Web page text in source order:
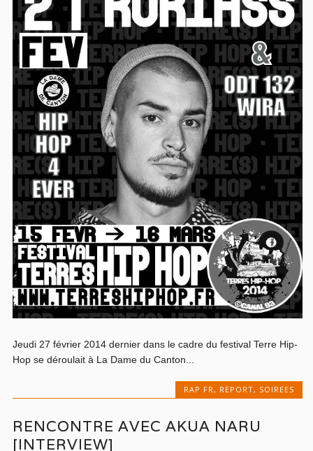
Jeudi 27 février 2014 dernier dans le cadre du festival Terre Hip-
Hop se déroulait à La Dame du Canton...
RAP FR, REPORT, SOIREES
RENCONTRE AVEC AKUA NARU
[INTERVIEW]